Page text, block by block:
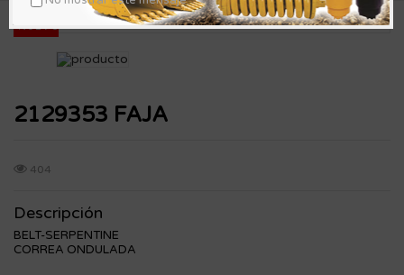
NUEVO
2129353 FAJA
404
Descripción
BELT-SERPENTINE
CORREA ONDULADA